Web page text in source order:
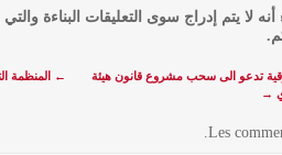
أنه لا يتم إدراج سوى التعليقات البناءة
← المنظمة
تدعو الى سحب مشروع قانون هيئة
→
Les